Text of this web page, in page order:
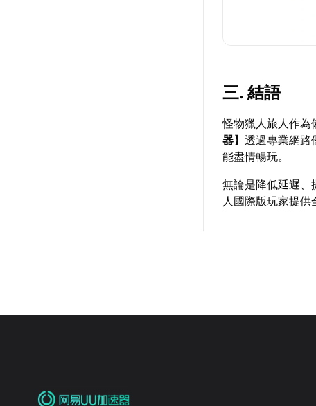
三. 結語
怪物獵人旅人作為
器】透過專業網
能盡情暢玩。
無論是降低延遲、
人國際版玩家提供